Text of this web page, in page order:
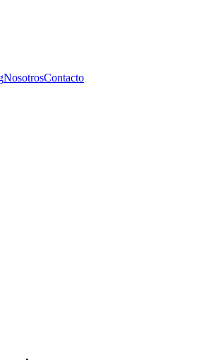
NosotrosContacto